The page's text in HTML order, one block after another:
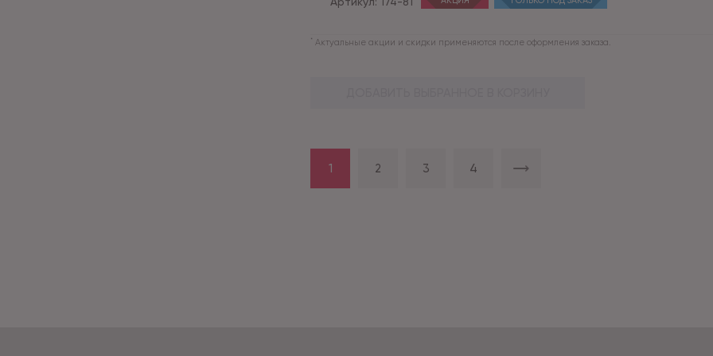
* Актуальные акции и скидки применяются после оформления заказа.
1 2 3 4